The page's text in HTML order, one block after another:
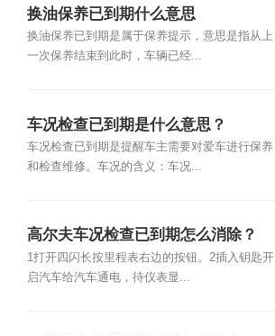
换油保养已到期什么意思
换油保养已到期是属于保养提示，意思是指从上
一次保养结束到此时，车辆已经...
车况检查已到期是什么意思？
车况检查已到期是提醒车主需要对爱车进行保养
和检查维修。车况的含义：车况...
高尔夫车况检查已到期怎么消除？
1打开四闪长按里程表右边的按钮。2插入钥匙开
启汽车给汽车通电，待仪表显...